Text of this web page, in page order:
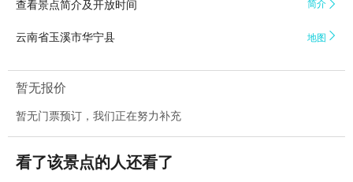
查看景点简介及开放时间 简介 
云南省玉溪市华宁县 地图 
暂无报价
暂无门票预订，我们正在努力补充
看了该景点的人还看了